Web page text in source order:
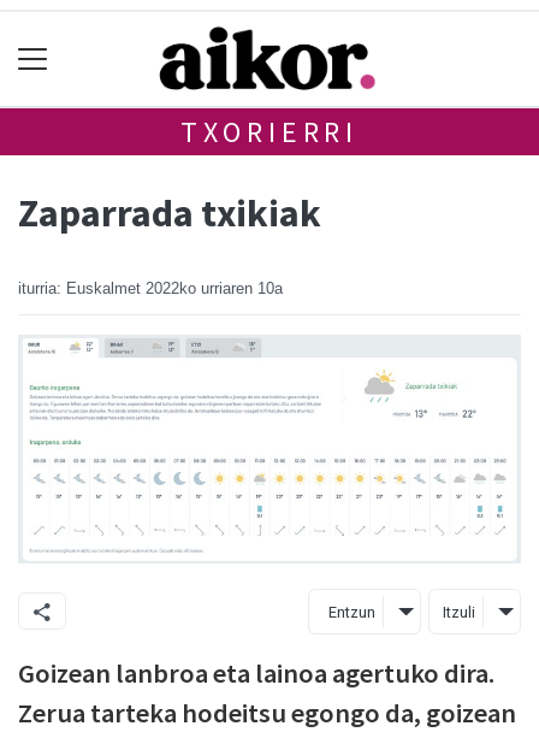
TXORIERRI
Zaparrada txikiak
iturria: Euskalmet 2022ko urriaren 10a
Entzun Itzuli
Goizean lanbroa eta lainoa agertuko dira.
Zerua tarteka hodeitsu egongo da, goizean